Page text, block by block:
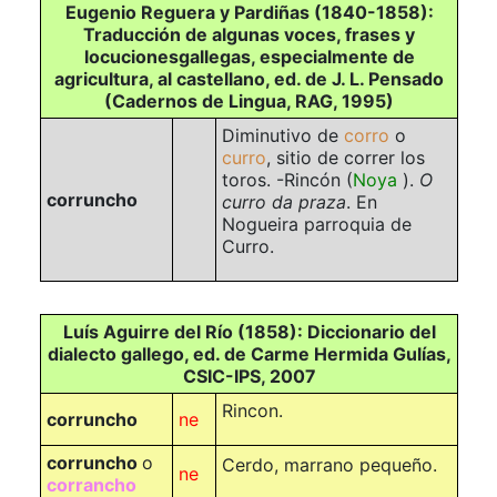
Eugenio Reguera y Pardiñas (1840-1858):
Traducción de algunas voces, frases y
locucionesgallegas, especialmente de
agricultura, al castellano, ed. de J. L. Pensado
(Cadernos de Lingua, RAG, 1995)
corruncho
Diminutivo de corro o
curro, sitio de correr los
toros. -Rincón (Noya ). O
curro da praza. En
Nogueira parroquia de
Curro.
Luís Aguirre del Río (1858): Diccionario del
dialecto gallego, ed. de Carme Hermida Gulías,
CSIC-IPS, 2007
corruncho
ne Rincon.
corruncho o
corrancho
ne Cerdo, marrano pequeño.